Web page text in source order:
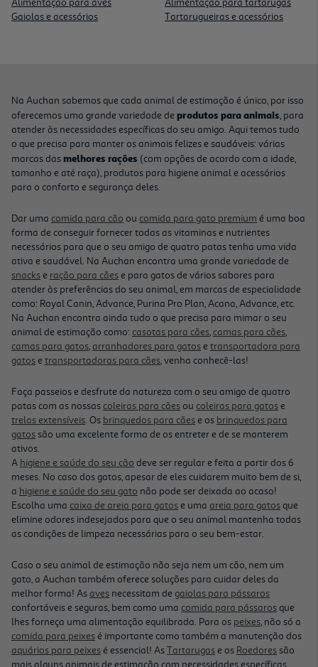
Gaiolas e acessórios
Tartarugueiras e acessórios
Na Auchan sabemos que cada animal de estimação é único, por isso
oferecemos uma grande variedade de produtos para animais, para
atender às necessidades específicas do seu amigo. Aqui temos tudo
o que precisa para manter os animais felizes e saudáveis: várias
marcas dasmelhores rações (com opções de acordo com a idade,
tamanho e até raça), produtos para higiene animal e acessórios
para o conforto e segurança deles.
Dar uma comida para cão ou comida para gato premium é uma boa
forma de conseguir fornecer todas as vitaminas e nutrientes
necessários para que o seu amigo de quatro patas tenha uma vida
ativa e saudável. Na Auchan encontra uma grande variedade de
snackse ração para cãese para gatos de vários sabores para
atender às preferências do seu animal, em marcas de especialidade
como: Royal Canin, Advance, Purina Pro Plan, Acana, Advance, etc.
Na Auchan encontra ainda tudo o que precisa para mimar o seu
animal de estimação como: casotas para cães,camas para cães,
camas para gatos,arranhadores para gatose transportadora para
gatose transportadoras para cães, venha conhecê-las!
Faça passeios e desfrute da natureza com o seu amigo de quatro
patas com as nossascoleiras para cãesou coleiras para gatose
trelas extensíveis. Os brinquedos para cãese os brinquedos para
gatos são uma excelente forma de os entreter e de se manterem
ativos.
A higiene e saúde do seu cão deve ser regular e feita a partir dos 6
meses. No caso dos gatos, apesar de eles cuidarem muito bem de si,
a higiene e saúde do seu gato não pode ser deixada ao acaso!
Escolha uma caixa de areia para gatose uma areia para gatosque
elimine odores indesejados para que o seu animal mantenha todas
as condições de limpeza necessárias para o seu bem-estar.
Caso o seu animal de estimação não seja nem um cão, nem um
gato, a Auchan também oferece soluções para cuidar deles da
melhor forma! Asaves necessitam de gaiolas para pássaros
confortáveis e seguras, bem como uma comida para pássarosque
lhes forneça uma alimentação equilibrada. Para os peixes, não só a
comida para peixesé importante como também a manutenção dos
aquários para peixesé essencial! AsTartarugase os Roedores são
mais alguns animais de estimação com necessidades específicas